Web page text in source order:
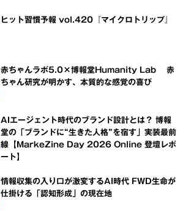
ヒット習慣予報 vol.420『マイクロトリップ』
赤ちゃんラボ5.0×博報堂Humanity Lab 赤
ちゃん研究が明かす、本質的な感覚の喜び
AIエージェント時代のブランド設計とは？ 博報
堂の「ブランドに“生きた人格”を宿す」実装最前
線【MarkeZine Day 2026 Online 登壇レポ
ート】
情報収集の入り口が激変するAI時代 FWD生命が
仕掛ける「認知形成」の現在地